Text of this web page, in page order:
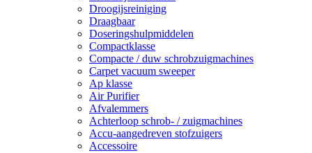
Droogijsreiniging
Draagbaar
Doseringshulpmiddelen
Compactklasse
Compacte / duw schrobzuigmachines
Carpet vacuum sweeper
Ap klasse
Air Purifier
Afvalemmers
Achterloop schrob- / zuigmachines
Accu-aangedreven stofzuigers
Accessoire